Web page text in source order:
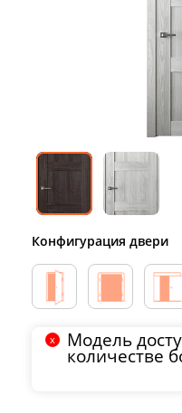
Конфигурация двери
Модель
количестве